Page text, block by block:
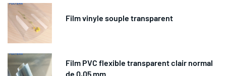
Film vinyle souple transparent
Film PVC flexible transparent clair normal
de 0,05 mm